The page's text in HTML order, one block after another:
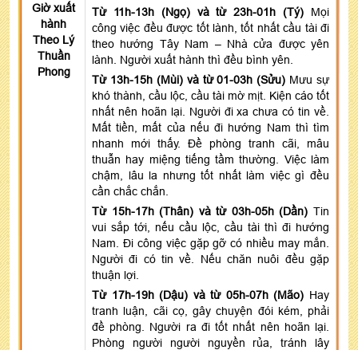
Giờ xuất
hành
Theo Lý
Thuần
Phong
Từ 11h-13h (Ngọ) và từ 23h-01h (Tý)
Mọi
công việc đều được tốt lành, tốt nhất cầu tài đi
theo hướng Tây Nam – Nhà cửa được yên
lành. Người xuất hành thì đều bình yên.
Từ 13h-15h (Mùi) và từ 01-03h (Sửu) Mưu sự
khó thành, cầu lộc, cầu tài mờ mịt. Kiện cáo tốt
nhất nên hoãn lại. Người đi xa chưa có tin về.
Mất tiền, mất của nếu đi hướng Nam thì tìm
nhanh mới thấy. Đề phòng tranh cãi, mâu
thuẫn hay miệng tiếng tầm thường. Việc làm
chậm, lâu la nhưng tốt nhất làm việc gì đều
cần chắc chắn.
Từ 15h-17h (Thân) và từ 03h-05h (Dần) Tin
vui sắp tới, nếu cầu lộc, cầu tài thì đi hướng
Nam. Đi công việc gặp gỡ có nhiều may mắn.
Người đi có tin về. Nếu chăn nuôi đều gặp
thuận lợi.
Từ 17h-19h (Dậu) và từ 05h-07h (Mão) Hay
tranh luận, cãi cọ, gây chuyện đói kém, phải
đề phòng. Người ra đi tốt nhất nên hoãn lại.
Phòng người người nguyền rủa, tránh lây